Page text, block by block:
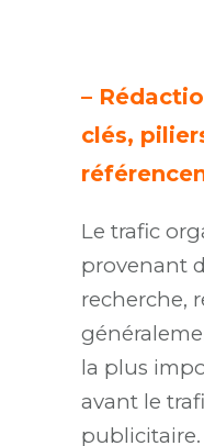
–
clés,
Le trafic
provenant
recherche,
la plus
avant le
publicitaire.